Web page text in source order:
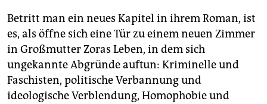
Betritt man ein neues Kapitel in ihrem Roman, ist
es, als öffne sich eine Tür zu einem neuen Zimmer
in Großmutter Zoras Leben, in dem sich
ungekannte Abgründe auftun: Kriminelle und
Faschisten, politische Verbannung und
ideologische Verblendung, Homophobie und